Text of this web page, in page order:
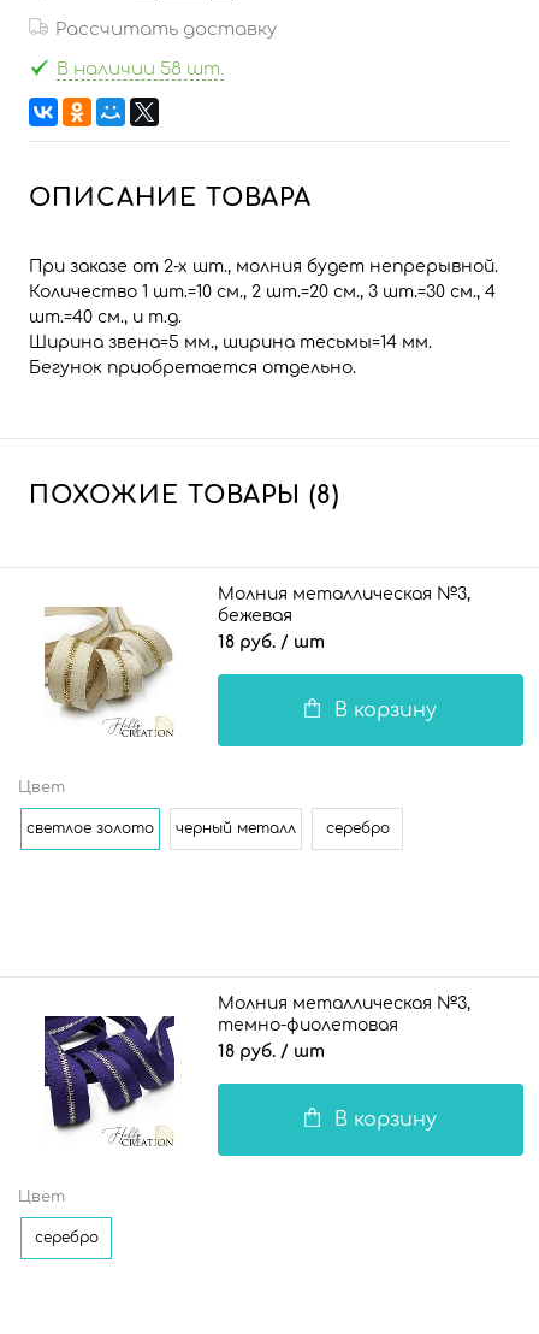
Рассчитать доставку
В наличии 58 шт.
ОПИСАНИЕ ТОВАРА
При заказе от 2-х шт., молния будет непрерывной.
Количество 1 шт.=10 см., 2 шт.=20 см., 3 шт.=30 см., 4
шт.=40 см., и т.д.
Ширина звена=5 мм., ширина тесьмы=14 мм.
Бегунок приобретается отдельно.
ПОХОЖИЕ ТОВАРЫ (8)
Молния металлическая №3,
бежевая
18 руб. / шт
В корзину
Цвет
светлое золото черный металл серебро
Молния металлическая №3,
темно-фиолетовая
18 руб. / шт
В корзину
Цвет
серебро